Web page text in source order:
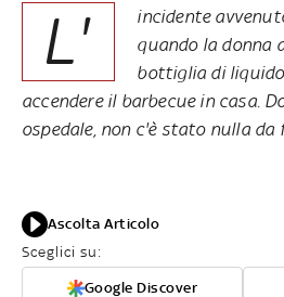
L'
incidente
quando la donna
bottiglia di
accendere il barbecue in casa.
ospedale, non c'è stato nulla da
Ascolta Articolo
Sceglici su:
Google Discover